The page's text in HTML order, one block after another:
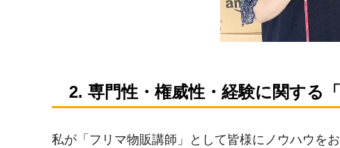
2. 専門性・権威性・経験に関する
私が「フリマ物販講師」として皆様にノウハウを